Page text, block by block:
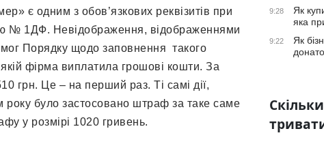
є одним з обов’язкових реквізитів при
№ 1ДФ. Невідображення, відображеннями
Порядку щодо заповнення такого
фірма виплатила грошові кошти. За
грн. Це – на перший раз. Ті самі дії,
року було застосовано штраф за таке саме
у розмірі 1020 гривень.
9:28
Як
яка
9:22
Як